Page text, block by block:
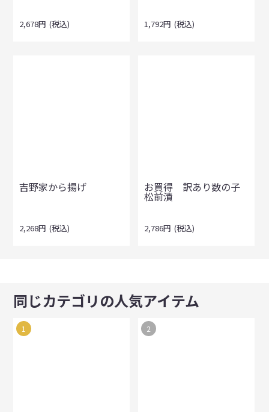
2,678円 (税込) 1,792円 (税込)
吉野家から揚げ
2,268円 (税込)
お買得 訳あり数の子
松前漬
2,786円 (税込)
同じカテゴリの人気アイテム
1 2